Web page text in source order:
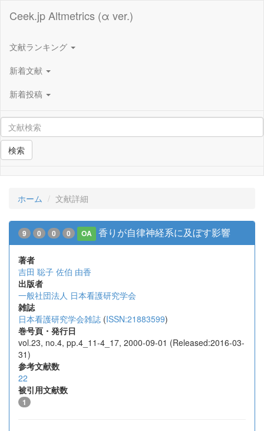
Ceek.jp Altmetrics (α ver.)
文献ランキング
新着文献
新着投稿
検索
ホーム 文献詳細
9 0 0 0 OA 香りが自律神経系に及ぼす影響
著者
吉田 聡子 佐伯 由香
出版者
一般社団法人 日本看護研究学会
雑誌
日本看護研究学会雑誌 (ISSN:21883599)
巻号頁・発行日
vol.23, no.4, pp.4_11-4_17, 2000-09-01 (Released:2016-03-
31)
参考文献数
22
被引用文献数
1